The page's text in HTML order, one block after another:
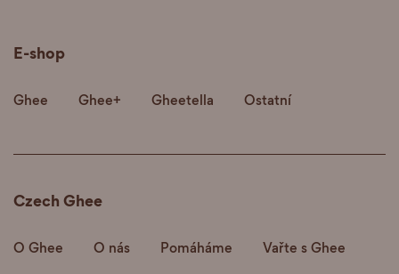
Czech Ghee
O Ghee O nás Pomáháme
Vařte s Ghee
E-shop
Ghee Ghee+ Gheetella Ostatní